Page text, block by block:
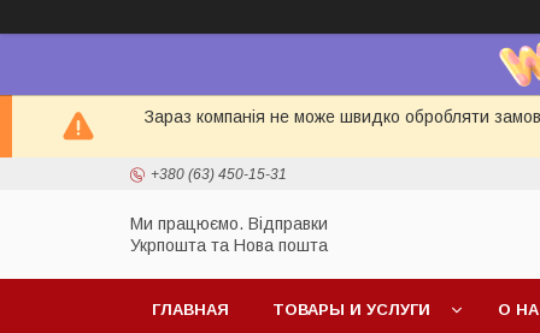
Зараз компанія не може швидко обробляти
+380 (63) 450-15-31
Ми працюємо. Відправки
Укрпошта та Нова пошта
ГЛАВНАЯ ТОВАРЫ И УСЛУГИ О